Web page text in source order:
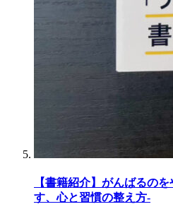
【書籍紹介】がんばるの
す、心と習慣の整え方-